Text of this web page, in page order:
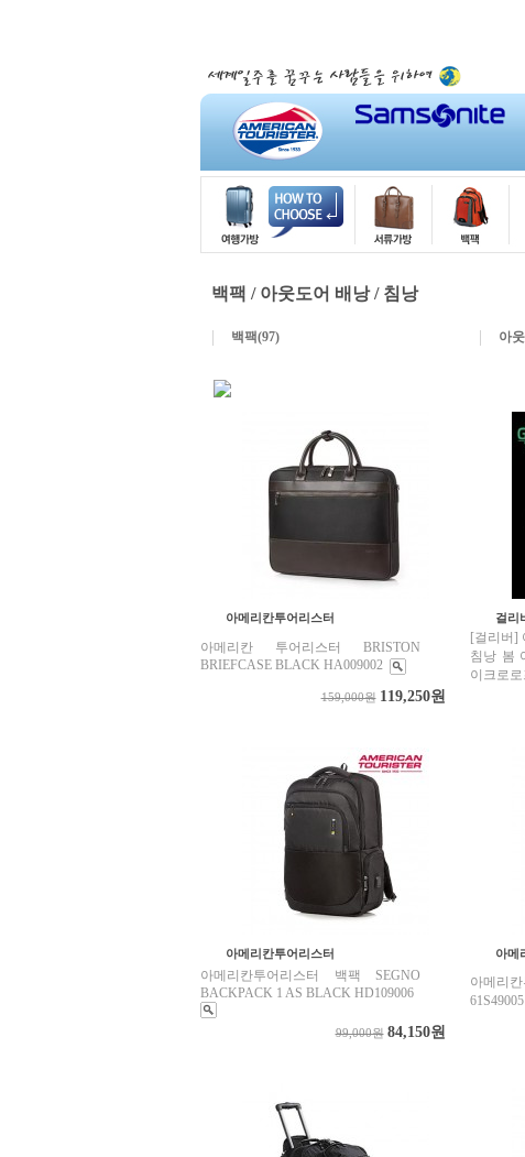
백팩 / 아웃도어 배낭 / 침낭
백팩(97) 아
아메리칸투어리스터
아메리칸 투어리스터 BRISTON
BRIEFCASE BLACK HA009002
159,000원 119,250원
걸리
[걸리버]
침낭 봄
이크로
아메리칸투어리스터
아메리칸투어리스터 백팩 SEGNO
BACKPACK 1 AS BLACK HD109006
99,000원 84,150원
아메
아메리
61S49005